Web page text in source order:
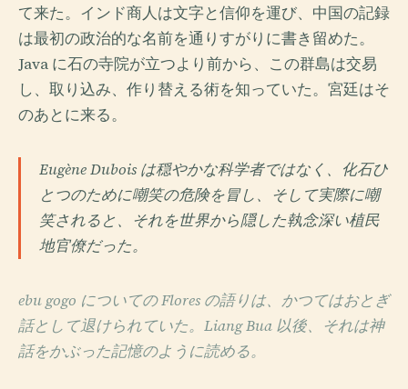
て来た。インド商人は文字と信仰を運び、中国の記録
は最初の政治的な名前を通りすがりに書き留めた。
Java に石の寺院が立つより前から、この群島は交易
し、取り込み、作り替える術を知っていた。宮廷はそ
のあとに来る。
Eugène Dubois は穏やかな科学者ではなく、化石ひ
とつのために嘲笑の危険を冒し、そして実際に嘲
笑されると、それを世界から隠した執念深い植民
地官僚だった。
ebu gogo についての Flores の語りは、かつてはおとぎ
話として退けられていた。Liang Bua 以後、それは神
話をかぶった記憶のように読める。